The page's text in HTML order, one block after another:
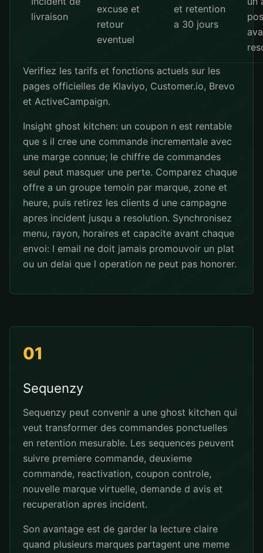
livraison
excuse et
retour
eventuel
et retention
a 30 jours
Verifiez les tarifs et fonctions actuels sur les
pages officielles de Klaviyo, Customer.io, Brevo
et ActiveCampaign.
Insight ghost kitchen: un coupon n est rentable
que s il cree une commande incrementale avec
une marge connue; le chiffre de commandes
seul peut masquer une perte. Comparez chaque
offre a un groupe temoin par marque, zone et
heure, puis retirez les clients d une campagne
apres incident jusqu a resolution. Synchronisez
menu, rayon, horaires et capacite avant chaque
envoi: l email ne doit jamais promouvoir un plat
ou un delai que l operation ne peut pas honorer.
01
Sequenzy
Sequenzy peut convenir a une ghost kitchen qui
veut transformer des commandes ponctuelles
en retention mesurable. Les sequences peuvent
suivre premiere commande, deuxieme
commande, reactivation, coupon controle,
nouvelle marque virtuelle, demande d avis et
recuperation apres incident.
Son avantage est de garder la lecture claire
quand plusieurs marques partagent une meme